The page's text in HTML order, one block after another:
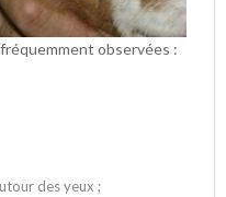
observées :
autour des yeux ;